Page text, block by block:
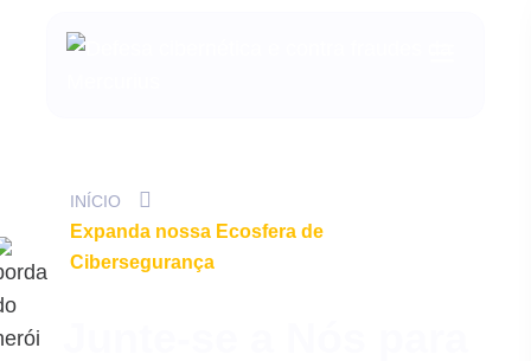
INÍCIO
Expanda nossa Ecosfera de
Cibersegurança